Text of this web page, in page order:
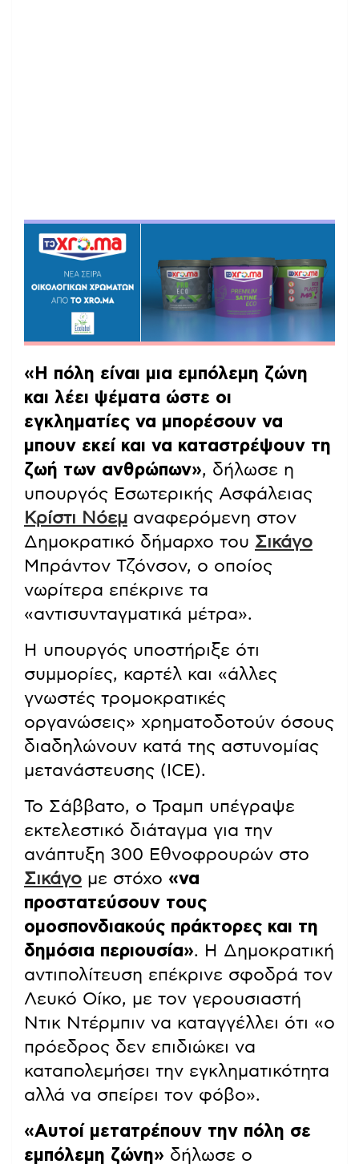
«Η πόλη είναι μια εμπόλεμη ζώνη
και λέει ψέματα ώστε οι
εγκληματίες να μπορέσουν να
μπουν εκεί και να καταστρέψουν τη
ζωή των ανθρώπων», δήλωσε η
υπουργός Εσωτερικής Ασφάλειας
Κρίστι Νόεμ αναφερόμενη στον
Δημοκρατικό δήμαρχο του Σικάγο
Μπράντον Τζόνσον, ο οποίος
νωρίτερα επέκρινε τα
«αντισυνταγματικά μέτρα».
Η υπουργός υποστήριξε ότι
συμμορίες, καρτέλ και «άλλες
γνωστές τρομοκρατικές
οργανώσεις» χρηματοδοτούν όσους
διαδηλώνουν κατά της αστυνομίας
μετανάστευσης (ICE).
Το Σάββατο, ο Τραμπ υπέγραψε
εκτελεστικό διάταγμα για την
ανάπτυξη 300 Εθνοφρουρών στο
Σικάγο με στόχο «να
προστατεύσουν τους
ομοσπονδιακούς πράκτορες και τη
δημόσια περιουσία». Η Δημοκρατική
αντιπολίτευση επέκρινε σφοδρά τον
Λευκό Οίκο, με τον γερουσιαστή
Ντικ Ντέρμπιν να καταγγέλλει ότι «ο
πρόεδρος δεν επιδιώκει να
καταπολεμήσει την εγκληματικότητα
αλλά να σπείρει τον φόβο».
«Αυτοί μετατρέπουν την πόλη σε
εμπόλεμη ζώνη» δήλωσε ο